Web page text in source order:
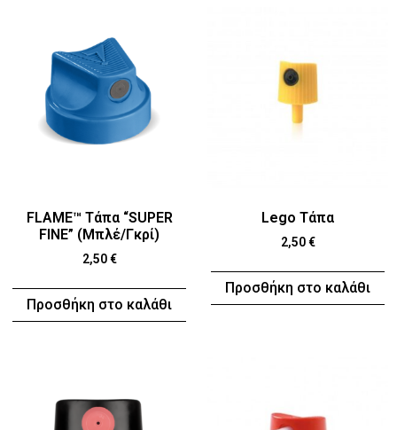
FLAME™ Τάπα “SUPER
FINE” (Μπλέ/Γκρί)
2,50€
Προσθήκη στο καλάθι
Lego Τάπα
2,50€
Προσθήκη στο καλάθι